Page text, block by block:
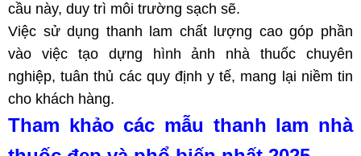
cầu này, duy trì môi trường sạch sẽ.
Việc sử dụng thanh lam chất lượng cao góp phần
vào việc tạo dựng hình ảnh nhà thuốc chuyên
nghiệp, tuân thủ các quy định y tế, mang lại niềm tin
cho khách hàng.
Tham khảo các mẫu thanh lam nhà